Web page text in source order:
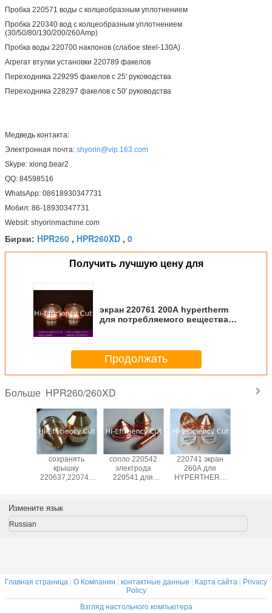
Пробка 220571 воды с колцеобразным уплотнением
Пробка 220340 вод с колцеобразным уплотнением
(30/50/80/130/200/260Amp)
Пробка воды 220700 наклонов (слабое steel-130A)
Агрегат втулки установки 220789 факелов
Переходника 229295 факелов с 25' руководства
Переходника 228297 факелов с 50' руководства
Медведь контакта:
Электронная почта: shyorin@vip.163.com
Skype: xiong.bear2
QQ: 84598516
WhatsApp: 08618930347731
Мобил: 86-18930347731
Websit: shyorinmachine.com
Бирки: HPR260 , HPR260XD , 0
Получить лучшую цену для
экран 220761 200A hypertherm
для потребляемого вещества
Продолжать
Больше HPR260/260XD
сохранять
крышку
220637,220747
плазмы
HYPERTHERM
сопло 220542
электрода
220541 для
220741 экран
260A для
HYPERTHERM
резки
Измените язык
Russian
Главная страница | О Компании | контактные данные | Карта сайта | Privacy
Policy
Взгляд настольного компьютера